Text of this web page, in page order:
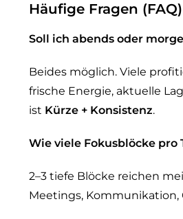
Häufige Fragen (FAQ)
Soll ich abends oder
Beides möglich. Viele
frische Energie, aktuelle
ist Kürze + Konsistenz.
Wie viele Fokusblöcke pro
2–3 tiefe Blöcke reichen
Meetings, Kommunikation,